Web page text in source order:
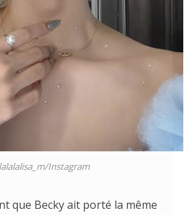
/Instagram
que Becky ait porté la même